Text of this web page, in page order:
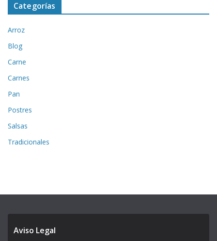
Categorías
Arroz
Blog
Carne
Carnes
Pan
Postres
Salsas
Tradicionales
Aviso Legal